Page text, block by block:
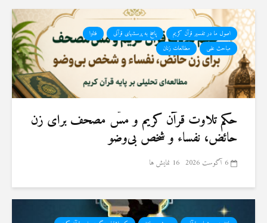
اصول ما در تفسیر قرآن کریم پاسخ به پرسشهای قرآنی
فتاوا
مباحث علمی
مطالعات زنان
حكم تلاوت قرآن كريم و مسّ مصحف برای زن
حائض، نفساء و شخص بی‌وضو
6 آگوست 2026 16 نمایش ها